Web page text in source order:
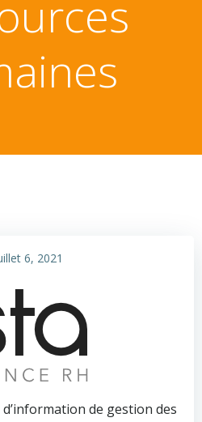
6, 2021
de gestion des